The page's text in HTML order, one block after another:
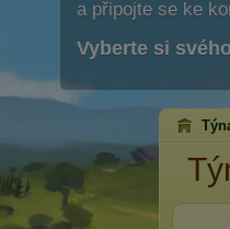
a připojte se ke
Vyberte si